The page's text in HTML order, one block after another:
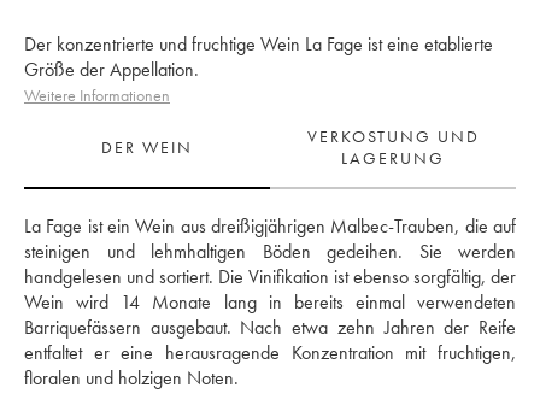
Der konzentrierte und fruchtige Wein La Fage ist eine etablierte
Größe der Appellation.
Weitere Informationen
DER WEIN
VERKOSTUNG UND
LAGERUNG
La Fage ist ein Wein aus dreißigjährigen Malbec-Trauben, die auf
steinigen und lehmhaltigen Böden gedeihen. Sie werden
handgelesen und sortiert. Die Vinifikation ist ebenso sorgfältig, der
Wein wird 14 Monate lang in bereits einmal verwendeten
Barriquefässern ausgebaut. Nach etwa zehn Jahren der Reife
entfaltet er eine herausragende Konzentration mit fruchtigen,
floralen und holzigen Noten.